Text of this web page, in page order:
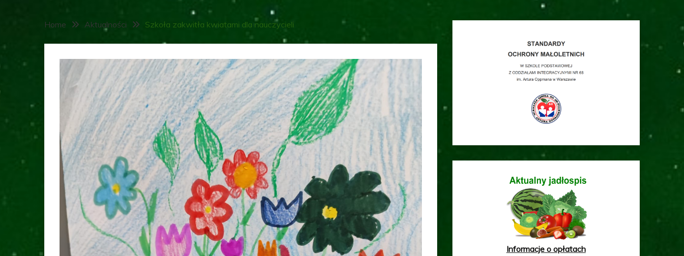
Home Aktualności Szkoła zakwitła kwiatami dla nauczycieli
Informacje o opłatach